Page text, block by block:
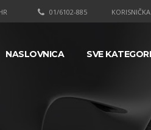
01/6102-885
NASLOVNICA SVE